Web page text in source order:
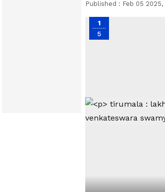
Published : Feb 05
1
5